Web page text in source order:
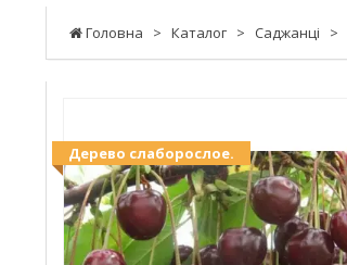
Головна > Каталог > Саджанці >
Дерево слаборослое.